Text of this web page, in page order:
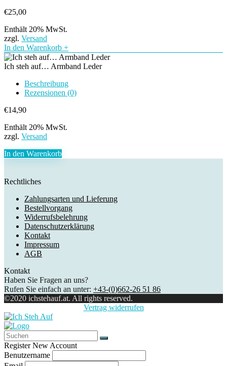
€25,00
Enthält 20% MwSt.
zzgl. Versand
In den Warenkorb +
Ich steh auf… Armband Leder
Beschreibung
Rezensionen (0)
€14,90
Enthält 20% MwSt.
zzgl. Versand
In den Warenkorb
Rechtliches
Zahlungsarten und Lieferung
Bestellvorgang
Widerrufsbelehrung
Datenschutzerklärung
Kontakt
Impressum
AGB
Kontakt
Haben Sie Fragen an uns?
Rufen Sie einfach an unter: +43-(0)662-26 51 86
©2020 ichstehauf.at. All rights reserved.
Vertrag widerrufen
Register New Account
Benutzername